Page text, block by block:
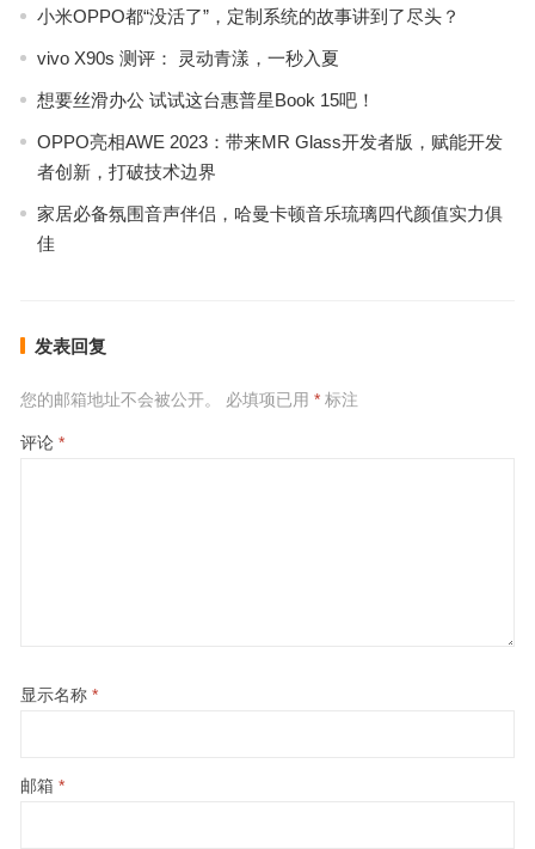
小米OPPO都“没活了”，定制系统的故事讲到了尽头？
vivo X90s 测评： 灵动青漾，一秒入夏
想要丝滑办公 试试这台惠普星Book 15吧！
OPPO亮相AWE 2023：带来MR Glass开发者版，赋能开发
者创新，打破技术边界
家居必备氛围音声伴侣，哈曼卡顿音乐琉璃四代颜值实力俱
佳
发表回复
您的邮箱地址不会被公开。 必填项已用 *标注
评论 *
显示名称 *
邮箱 *